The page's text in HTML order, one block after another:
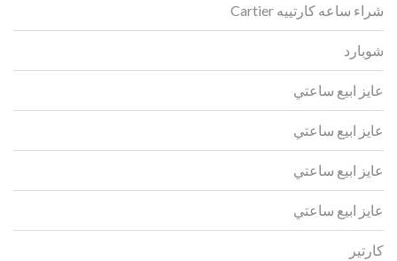
شراء ساعه كارتييه Cartier
شوبارد
عايز ابيع ساعتي
عايز ابيع ساعتي
عايز ابيع ساعتي
عايز ابيع ساعتي
كارتير